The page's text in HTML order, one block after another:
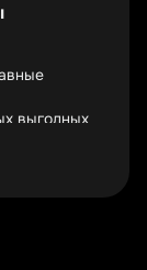
выгодных
промокод
регулярно